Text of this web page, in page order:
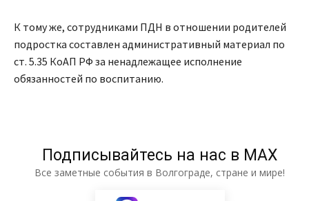
К тому же, сотрудниками ПДН в отношении родителей
подростка составлен административный материал по
ст. 5.35 КоАП РФ за ненадлежащее исполнение
обязанностей по воспитанию.
Подписывайтесь на нас в МАХ
Все заметные события в Волгограде, стране и мире!